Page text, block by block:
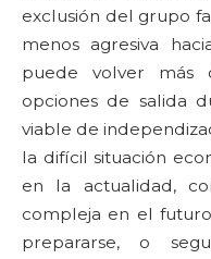
exclusión del grupo
menos agresiva
puede volver más
opciones de salida
viable de
la difícil situación
en la actualidad,
compleja en el
prepararse, o